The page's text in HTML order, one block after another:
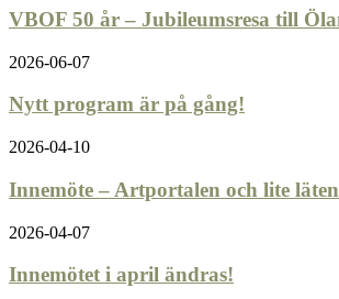
VBOF 50 år – Jubileumsresa till
2026-06-07
Nytt program är på gång!
2026-04-10
Innemöte – Artportalen och lite läten
2026-04-07
Innemötet i april ändras!